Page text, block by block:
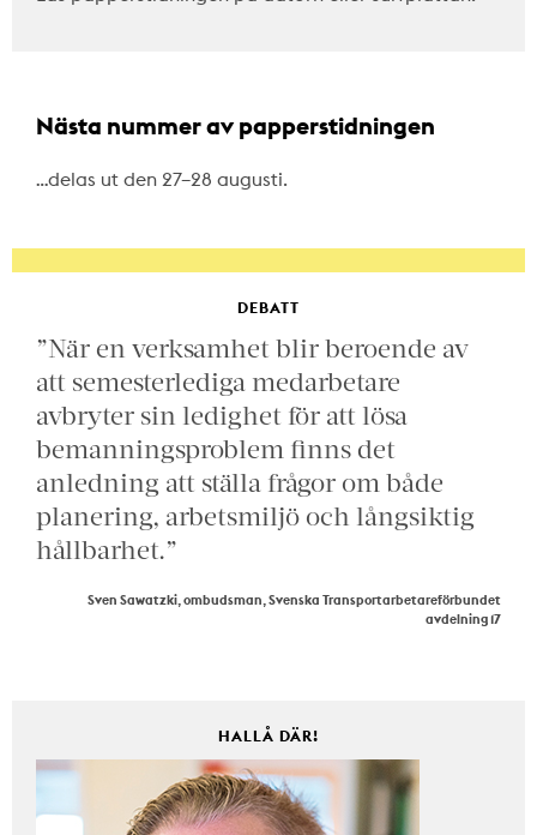
Nästa nummer av papperstidningen
…delas ut den 27–28 augusti.
DEBATT
”När en verksamhet blir beroende av
att semesterlediga medarbetare
avbryter sin ledighet för att lösa
bemanningsproblem finns det
anledning att ställa frågor om både
planering, arbetsmiljö och långsiktig
hållbarhet.”
Sven Sawatzki, ombudsman, Svenska Transportarbetareförbundet
avdelning 17
HALLÅ DÄR!